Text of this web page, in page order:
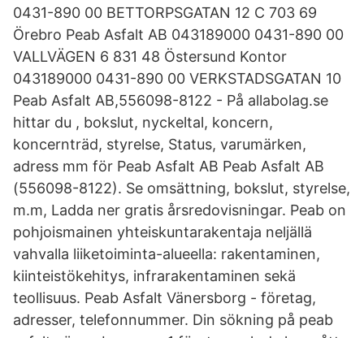
0431-890 00 BETTORPSGATAN 12 C 703 69
Örebro Peab Asfalt AB 043189000 0431-890 00
VALLVÄGEN 6 831 48 Östersund Kontor
043189000 0431-890 00 VERKSTADSGATAN 10
Peab Asfalt AB,556098-8122 - På allabolag.se
hittar du , bokslut, nyckeltal, koncern,
koncernträd, styrelse, Status, varumärken,
adress mm för Peab Asfalt AB Peab Asfalt AB
(556098-8122). Se omsättning, bokslut, styrelse,
m.m, Ladda ner gratis årsredovisningar. Peab on
pohjoismainen yhteiskuntarakentaja neljällä
vahvalla liiketoiminta-alueella: rakentaminen,
kiinteistökehitys, infrarakentaminen sekä
teollisuus. Peab Asfalt Vänersborg - företag,
adresser, telefonnummer. Din sökning på peab